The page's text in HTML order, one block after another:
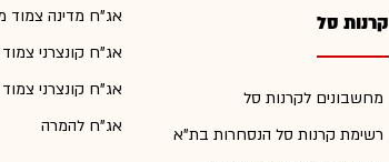
קרנות סל
מחשבונים לקרנות סל
רשימת קרנות סל הנסחרות בת"א
אג"ח מדינה צמוד
אג"ח קונצרני
אג"ח קונצרני
אג"ח להמרה